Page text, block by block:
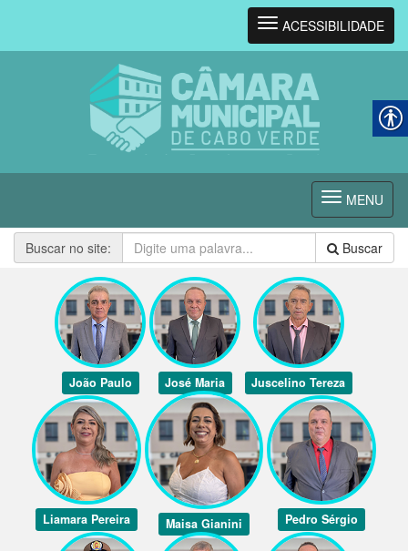
Navegação
ACESSIBILIDADE
Navegação
MENU
Buscar no site: Buscar
João Paulo José Maria Juscelino Tereza
Liamara Pereira Maisa Gianini Pedro Sérgio